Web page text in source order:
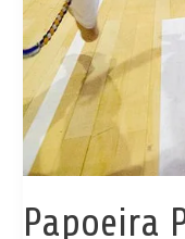
Papoeira